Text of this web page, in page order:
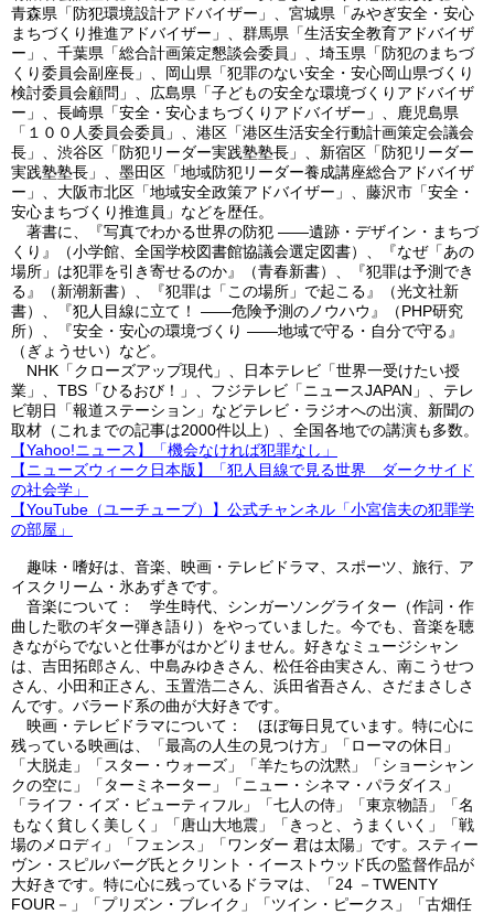
青森県「防犯環境設計アドバイザー」、宮城県「みやぎ安全・安心
まちづくり推進アドバイザー」、群馬県「生活安全教育アドバイザ
ー」、千葉県「総合計画策定懇談会委員」、埼玉県「防犯のまちづ
くり委員会副座長」、岡山県「犯罪のない安全・安心岡山県づくり
検討委員会顧問」、広島県「子どもの安全な環境づくりアドバイザ
ー」、長崎県「安全・安心まちづくりアドバイザー」、鹿児島県
「１００人委員会委員」、港区「港区生活安全行動計画策定会議会
長」、渋谷区「防犯リーダー実践塾塾長」、新宿区「防犯リーダー
実践塾塾長」、墨田区「地域防犯リーダー養成講座総合アドバイザ
ー」、大阪市北区「地域安全政策アドバイザー」、藤沢市「安全・
安心まちづくり推進員」などを歴任。
著書に、『写真でわかる世界の防犯 ――遺跡・デザイン・まちづ
くり』（小学館、全国学校図書館協議会選定図書）、『なぜ「あの
場所」は犯罪を引き寄せるのか』（青春新書）、『犯罪は予測でき
る』（新潮新書）、『犯罪は「この場所」で起こる』（光文社新
書）、『犯人目線に立て！ ――危険予測のノウハウ』（PHP研究
所）、『安全・安心の環境づくり ――地域で守る・自分で守る』
（ぎょうせい）など。
NHK「クローズアップ現代」、日本テレビ「世界一受けたい授
業」、TBS「ひるおび！」、フジテレビ「ニュースJAPAN」、テレ
ビ朝日「報道ステーション」などテレビ・ラジオへの出演、新聞の
取材（これまでの記事は2000件以上）、全国各地での講演も多数。
【Yahoo!ニュース】「機会なければ犯罪なし」
【ニューズウィーク日本版】「犯人目線で見る世界 ダークサイド
の社会学」
【YouTube（ユーチューブ）】公式チャンネル「小宮信夫の犯罪学
の部屋」
趣味・嗜好は、音楽、映画・テレビドラマ、スポーツ、旅行、ア
イスクリーム・氷あずきです。
音楽について： 学生時代、シンガーソングライター（作詞・作
曲した歌のギター弾き語り）をやっていました。今でも、音楽を聴
きながらでないと仕事がはかどりません。好きなミュージシャン
は、吉田拓郎さん、中島みゆきさん、松任谷由実さん、南こうせつ
さん、小田和正さん、玉置浩二さん、浜田省吾さん、さだまさしさ
んです。バラード系の曲が大好きです。
映画・テレビドラマについて： ほぼ毎日見ています。特に心に
残っている映画は、「最高の人生の見つけ方」「ローマの休日」
「大脱走」「スター・ウォーズ」「羊たちの沈黙」「ショーシャン
クの空に」「ターミネーター」「ニュー・シネマ・パラダイス」
「ライフ・イズ・ビューティフル」「七人の侍」「東京物語」「名
もなく貧しく美しく」「唐山大地震」「きっと、うまくいく」「戦
場のメロディ」「フェンス」「ワンダー 君は太陽」です。スティー
ヴン・スピルバーグ氏とクリント・イーストウッド氏の監督作品が
大好きです。特に心に残っているドラマは、「24 －TWENTY
FOUR－」「プリズン・ブレイク」「ツイン・ピークス」「古畑任